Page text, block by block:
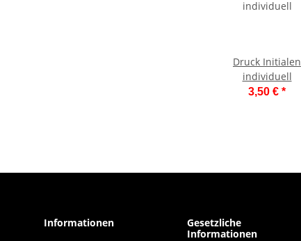
Druck Initialen
individuell
3,50 € *
Informationen
Gesetzliche
Informationen